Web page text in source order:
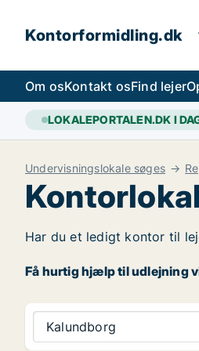
Kontorformidling.dk
Om osKontakt osFind lejer
LOKALEPORTALEN.DK I
Undervisningslokale søges
Har du et ledigt kontor til
Få hurtig hjælp til udlejning
Kalundborg